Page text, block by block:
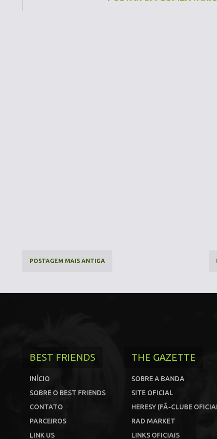
POSTAGEM MAIS ANTIGA
BEST FRIENDS
INÍCIO
SOBRE O BEST FRIENDS
CONTATO
PARCEIROS
LINK US
THE GAZETTE
SOBRE A BANDA
SITE OFICIAL
HERESY (FÃ-CLUBE
RAD MARKET
LINKS OFICIAIS